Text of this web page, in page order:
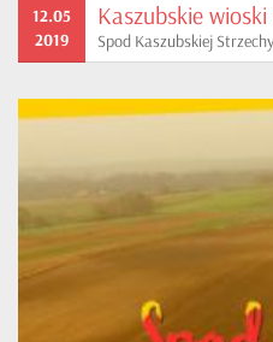
12.05
2019
Kaszubskie
Spod Kaszubskiej